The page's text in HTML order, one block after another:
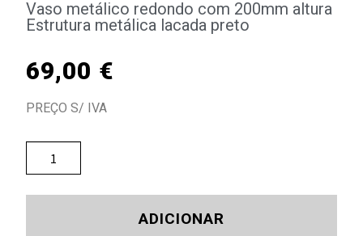
Vaso metálico redondo com 200mm altura
Estrutura metálica lacada preto
69,00 €
PREÇO S/ IVA
ADICIONAR